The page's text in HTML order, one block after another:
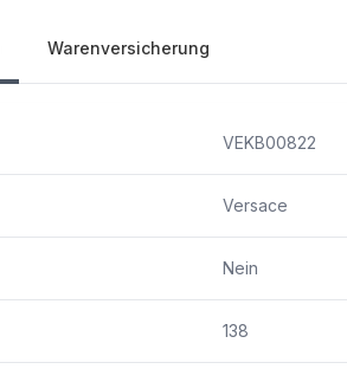
Warenversicherung
VEKB00822
Versace
Nein
138